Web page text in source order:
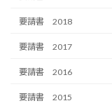
要請書 2018
要請書 2017
要請書 2016
要請書 2015